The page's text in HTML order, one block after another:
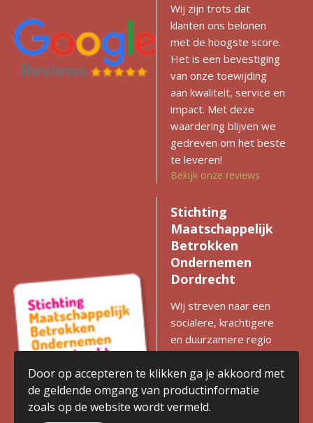
Wij zijn trots dat
klanten ons belonen
met de hoogste score.
Het is een bevestiging
van onze toewijding
aan kwaliteit, service en
impact. Met deze
waardering blijven we
gedreven om het beste
te leveren!
Bekijk onze reviews
Stichting
Maatschappelijk
Betrokken
Ondernemen
Dordrecht
Wij streven naar een
socialere, krachtigere
en duurzamere regio
met gelijke kansen voor
iedereen. Zien we
kansen voor
verbetering? Dan
Door op accepteren te klikken ga je akkoord met
de geldende omgang van productinformatie
zoals op de website wordt vermeld.